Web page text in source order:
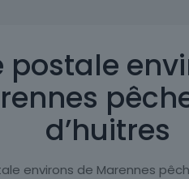
postale
d’huitres
environs de Marennes